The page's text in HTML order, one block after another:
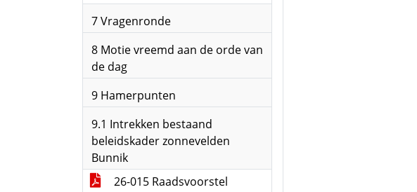
7 Vragenronde
8 Motie vreemd aan de orde van
de dag
9 Hamerpunten
9.1 Intrekken bestaand
beleidskader zonnevelden
Bunnik
26-015 Raadsvoorstel